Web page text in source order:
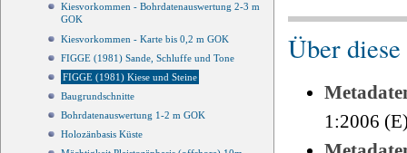
Kiesvorkommen - Bohrdatenauswertung 2-3 m
GOK
Kiesvorkommen - Karte bis 0,2 m GOK
FIGGE (1981) Sande, Schluffe und Tone
FIGGE (1981) Kiese und Steine
Baugrundschnitte
Bohrdatenauswertung 1-2 m GOK
Holozänbasis Küste
Über
1:2006